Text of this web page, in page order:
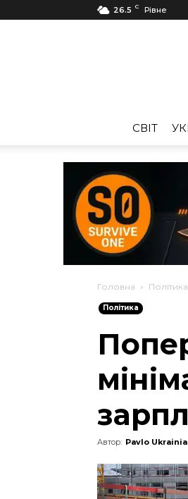
26.5 C Рівне
CВІТ
Головна Політика
Політика
Автор: Pavlo